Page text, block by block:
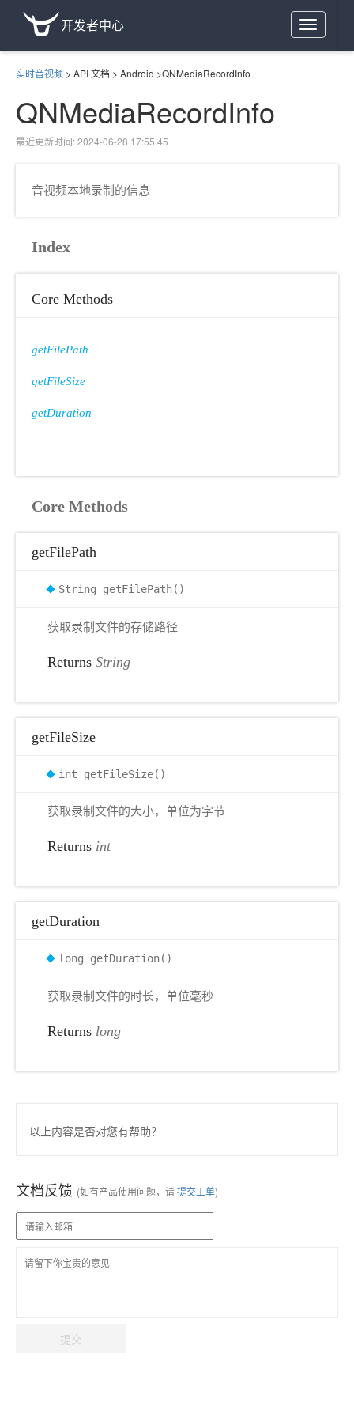
Toggle
navigation
开发者中心
实时音视频 > API 文档 > Android >QNMediaRecordInfo
QNMediaRecordInfo
最近更新时间: 2024-06-28 17:55:45
音视频本地录制的信息
Index
Core Methods
getFilePath
getFileSize
getDuration
Core Methods
getFilePath
String getFilePath()
获取录制文件的存储路径
Returns String
getFileSize
int getFileSize()
获取录制文件的大小，单位为字节
Returns int
getDuration
long getDuration()
获取录制文件的时长，单位毫秒
Returns long
以上内容是否对您有帮助？
文档反馈 (如有产品使用问题，请提交工单)
提交